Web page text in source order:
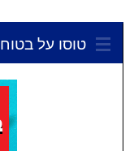
טוסו על בטוח